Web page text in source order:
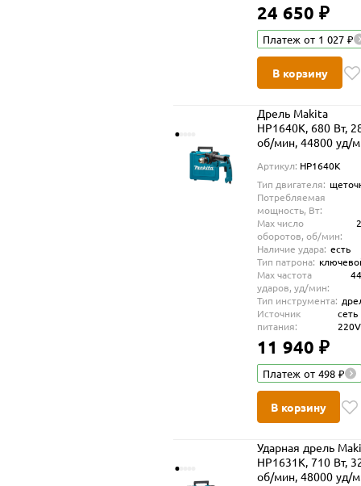
24 650 ₽
Платеж от 1 027 ₽
В корзину
Дрель Makita
HP1640K, 680 Вт,
об/мин, 44800 уд/
Артикул: HP1640K
Тип двигателя:
Потребляемая
мощность, Вт:
Max число
оборотов, об/мин:
Наличие удара: есть
Тип патрона:
Max частота
ударов, уд/мин:
Тип инструмента:
Источник
питания:
сеть
220V
11 940 ₽
Платеж от 498 ₽
В корзину
Ударная дрель
HP1631K, 710 Вт,
об/мин, 48000 уд/